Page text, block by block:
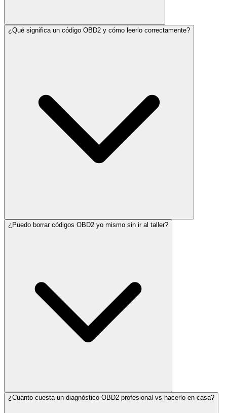
¿Qué significa un código OBD2 y cómo leerlo correctamente?
¿Puedo borrar códigos OBD2 yo mismo sin ir al taller?
¿Cuánto cuesta un diagnóstico OBD2 profesional vs hacerlo en casa?